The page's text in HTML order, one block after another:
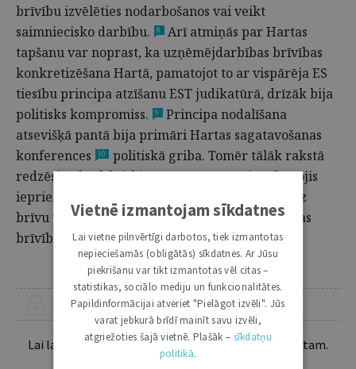
brīvību izvēlēties nodarbošanos vai veikt
saimniecisko darbību.
8
Arī atmiņās par Hartas
tapšanu var noprast, ka uzņēmējdarbības brīvības
konkretizēšana Hartā, pamatojot to ar vispārēja ES
tiesību principa atzīšanu EST judikatūrā, drīzāk bija
politisks kompromiss.
9
Principa nodalīšana
atsevišķā pantā bija primāri Hartas sagatavošanas
konferences
10
politiskā griba. Tomēr tālāk rakstā
redzēsiet, ka faktiski Hartas 16. pants ir sakopojis
iepriekšējā judikatūrā konkretizētās tiesības uz
brīvu un godīgi konkurenci un līgumu slēgšanas
brīvību.
ŠIS RAKSTS PIEEJAMS “JURISTA VĀRDA” ABONENTIEM
Lai lasītu šo rakstu tālāk, Tev jābūt žurnāla abonentam.
Esošos abonentus lūdzam autorizēties:
Vietnē izmantojam sīkdatnes
Lai vietne pilnvērtīgi darbotos, tiek izmantotas
nepieciešamās (obligātās) sīkdatnes. Ar Jūsu
piekrišanu var tikt izmantotas vēl citas –
statistikas, sociālo mediju un funkcionalitātes.
Papildinformācijai atveriet "Pielāgot izvēli". Jūs
varat jebkurā brīdī mainīt savu izvēli,
atgriežoties šajā vietnē. Plašāk – sīkdatņu
politikā.